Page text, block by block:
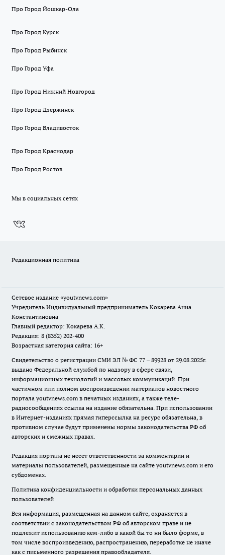
Про Город Йошкар-Ола
Про Город Курск
Про Город Рыбинск
Про Город Уфа
Про Город Нижний Новгород
Про Город Дзержинск
Про Город Владивосток
Про Город Краснодар
Про Город Ростов
Мы в социальных сетях
Редакционная политика
Сетевое издание «youtvnews.com»
Учредитель Индивидуальный предприниматель Кокарева Анна
Константиновна
Главный редактор: Кокарева А.К.
Редакция: 8 (8352) 202-400
Возрастная категория сайта: 16+
Свидетельство о регистрации СМИ ЭЛ № ФС 77 – 89928 от 29.08.2025г.
выдано Федеральной службой по надзору в сфере связи,
информационных технологий и массовых коммуникаций. При
частичном или полном воспроизведении материалов новостного
портала youtvnews.com в печатных изданиях, а также теле-
радиосообщениях ссылка на издание обязательна. При использовании
в Интернет-изданиях прямая гиперссылка на ресурс обязательна, в
противном случае будут применены нормы законодательства РФ об
авторских и смежных правах.
Редакция портала не несет ответственности за комментарии и
материалы пользователей, размещенные на сайте youtvnews.com и его
субдоменах.
Политика конфиденциальности и обработки персональных данных
пользователей
Вся информация, размещенная на данном сайте, охраняется в
соответствии с законодательством РФ об авторском праве и не
подлежит использованию кем-либо в какой бы то ни было форме, в
том числе воспроизведению, распространению, переработке не иначе
как с письменного разрешения правообладателя.